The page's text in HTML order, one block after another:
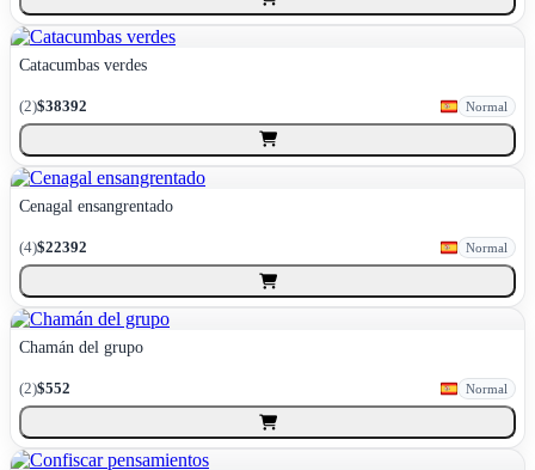
Catacumbas verdes
(2)$38392 Normal
Cenagal ensangrentado
(4)$22392 Normal
Chamán del grupo
(2)$552 Normal